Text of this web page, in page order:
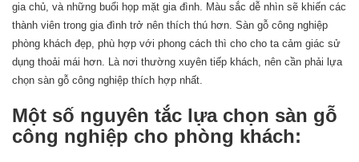
gia chủ, và những buổi họp mặt gia đình. Màu sắc dễ nhìn sẽ khiến các
thành viên trong gia đình trở nên thích thú hơn. Sàn gỗ công nghiệp
phòng khách đẹp, phù hợp với phong cách thì cho cho ta cảm giác sử
dụng thoải mái hơn. Là nơi thường xuyên tiếp khách, nên cần phải lựa
chọn sàn gỗ công nghiệp thích hợp nhất.
Một số nguyên tắc lựa chọn sàn gỗ
công nghiệp cho phòng khách: